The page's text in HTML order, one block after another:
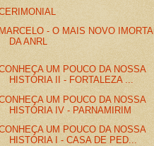
- O MAIS NOVO IMORTAL
DA ANRL
UM POUCO DA NOSSA
HISTÓRIA II - FORTALEZA ...
UM POUCO DA NOSSA
HISTÓRIA IV - PARNAMIRIM
UM POUCO DA NOSSA
HISTÓRIA I - CASA DE PED...